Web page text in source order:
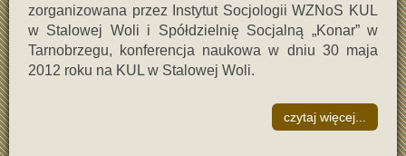
zorganizowana przez Instytut Socjologii WZNoS KUL
w Stalowej Woli i Spółdzielnię Socjalną „Konar” w
Tarnobrzegu, konferencja naukowa w dniu 30 maja
2012 roku na KUL w Stalowej Woli.
czytaj więcej...